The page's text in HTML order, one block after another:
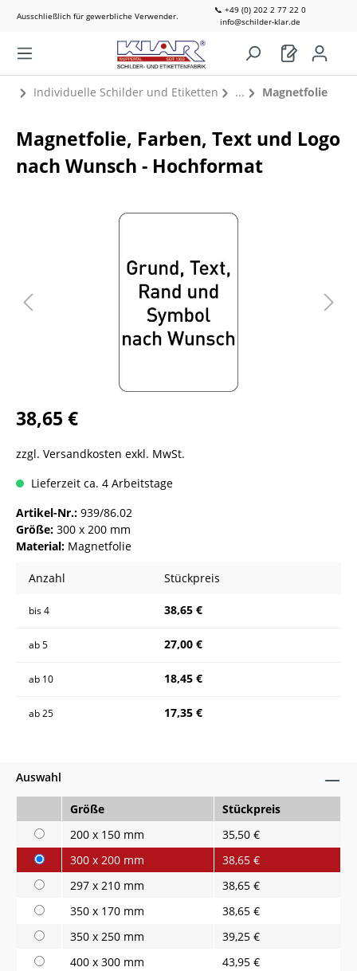
Ausschließlich für gewerbliche Verwender.
📞 +49 (0) 202 2 77 22 0
info@schilder-klar.de
Individuelle Schilder und Etiketten Magnetfolie
Magnetfolie, Farben, Text und Logo
nach Wunsch - Hochformat
38,65 €
zzgl. Versandkosten exkl. MwSt.
Lieferzeit ca. 4 Arbeitstage
Artikel-Nr.: 939/86.02
Größe: 300 x 200 mm
Material: Magnetfolie
Anzahl Stückpreis
bis4 38,65 €
ab5 27,00 €
ab 10 18,45 €
ab25 17,35 €
Auswahl
Größe
Stückpreis
200 x 150 mm
35,50 €
300 x 200 mm
38,65 €
297 x 210 mm
38,65 €
350 x 170 mm
38,65 €
350 x 250 mm
39,25 €
400 x 300 mm
43,95 €